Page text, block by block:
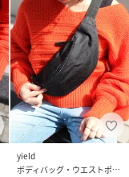
yield
ボディバッグ・ウエストポーチ